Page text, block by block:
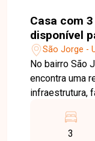
Casa com
disponível
Jorge em
São Jorge -
No bairro São
encontra uma
infraestrutura,
escolas,
3